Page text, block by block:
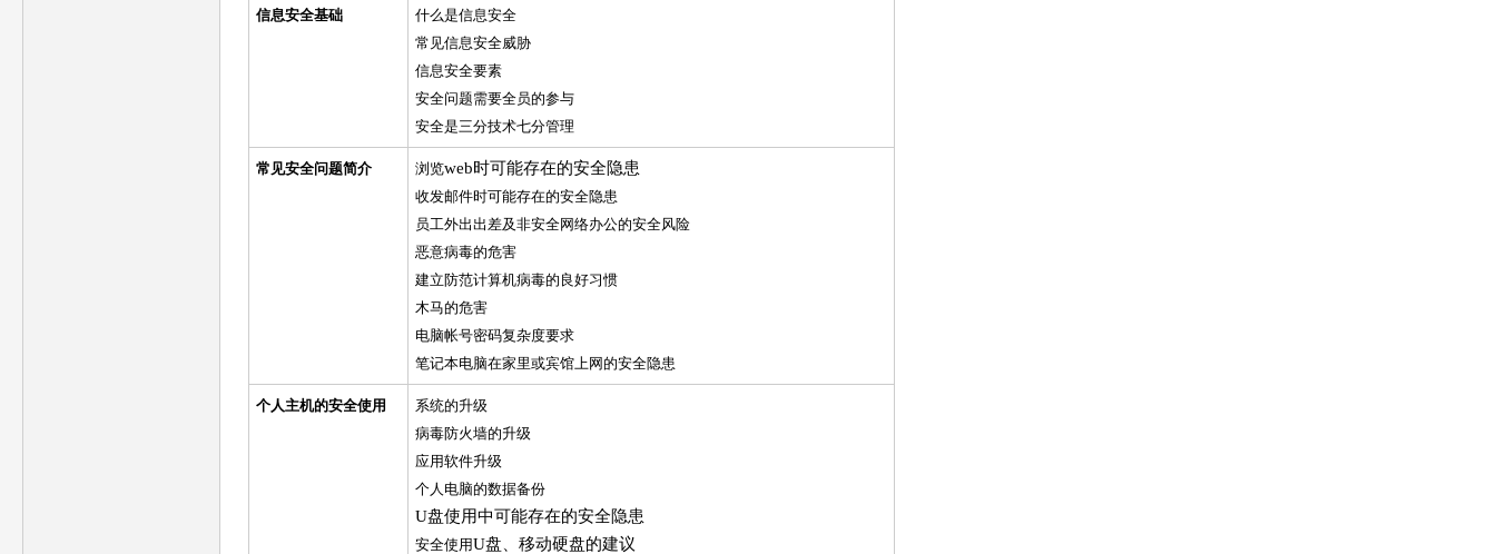
信息安全基础
什么是信息安全
常见信息安全威胁
信息安全要素
安全问题需要全员的参与
安全是三分技术七分管理
常见安全问题简介 浏览web时可能存在的安全隐患
收发邮件时可能存在的安全隐患
员工外出出差及非安全网络办公的安全风险
恶意病毒的危害
建立防范计算机病毒的良好习惯
木马的危害
电脑帐号密码复杂度要求
笔记本电脑在家里或宾馆上网的安全隐患
个人主机的安全使用
系统的升级
病毒防火墙的升级
应用软件升级
个人电脑的数据备份
U盘使用中可能存在的安全隐患
安全使用U盘、移动硬盘的建议